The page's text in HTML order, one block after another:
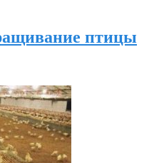
птицы